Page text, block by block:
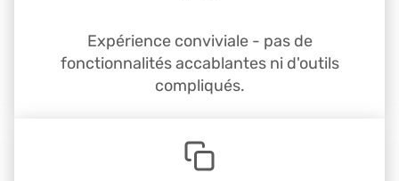
Expérience conviviale - pas de
fonctionnalités accablantes ni d'outils
compliqués.